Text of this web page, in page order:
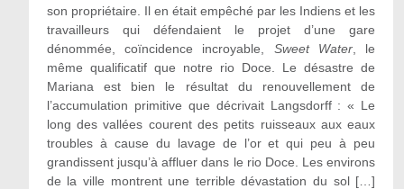
son propriétaire. Il en était empêché par les Indiens et les
travailleurs qui défendaient le projet d’une gare
dénommée, coïncidence incroyable, Sweet Water, le
même qualificatif que notre rio Doce. Le désastre de
Mariana est bien le résultat du renouvellement de
l’accumulation primitive que décrivait Langsdorff : « Le
long des vallées courent des petits ruisseaux aux eaux
troubles à cause du lavage de l’or et qui peu à peu
grandissent jusqu’à affluer dans le rio Doce. Les environs
de la ville montrent une terrible dévastation du sol […]